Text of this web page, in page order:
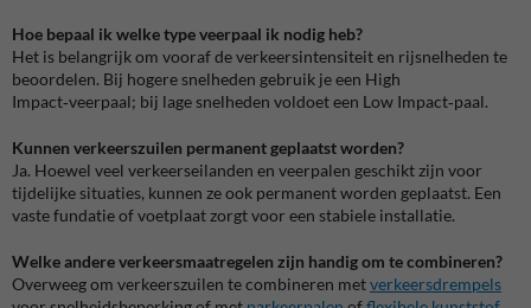
Hoe bepaal ik welke type veerpaal ik nodig heb?
Het is belangrijk om vooraf de verkeersintensiteit en rijsnelheden te
beoordelen. Bij hogere snelheden gebruik je een High
Impact‑veerpaal; bij lage snelheden voldoet een Low Impact‑paal.
Kunnen verkeerszuilen permanent geplaatst worden?
Ja. Hoewel veel verkeerseilanden en veerpalen geschikt zijn voor
tijdelijke situaties, kunnen ze ook permanent worden geplaatst. Een
vaste fundatie of voetplaat zorgt voor een stabiele installatie.
Welke andere verkeersmaatregelen zijn handig om te combineren?
Overweeg om verkeerszuilen te combineren metverkeersdrempels